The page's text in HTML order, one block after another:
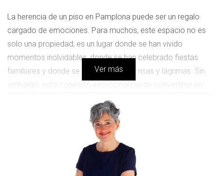
La herencia de un piso en Pamplona puede ser un regalo
cargado de emociones. Para muchos, este espacio no es
solo una propiedad; es un lugar donde se han vivido
momentos inolvidables, donde se han celebrado fiestas
familiares y donde se han compartido risas y lágrimas. Sin
embargo, esta conexión emocional puede convertirse en
una trampa que impide tomar decisiones objetivas sobre el
futuro del inmueble. A menudo, los propietarios se
encuentran atrapados entre el deseo de honrar la memoria
de sus seres queridos y la necesidad práctica de gestionar
un activo que, sin uso, solo genera gastos.
Ver más